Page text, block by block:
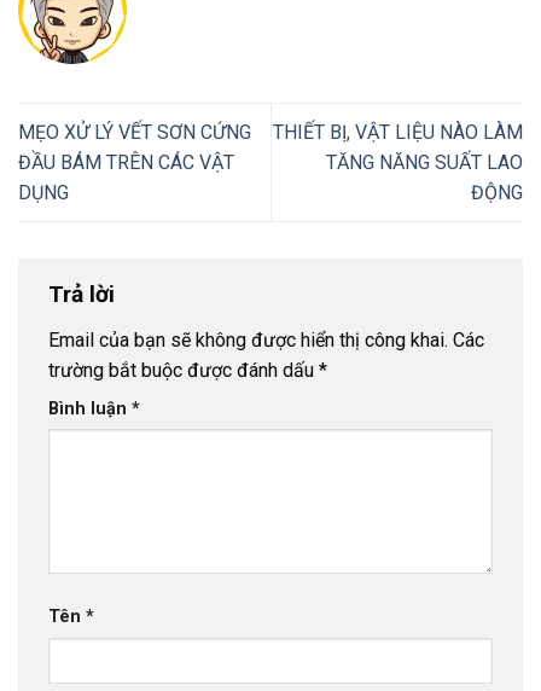
MẸO XỬ LÝ VẾT SƠN CỨNG
ĐẦU BÁM TRÊN CÁC VẬT
DỤNG
THIẾT BỊ, VẬT LIỆU NÀO LÀM
TĂNG NĂNG SUẤT LAO
ĐỘNG
Trả lời
Email của bạn sẽ không được hiển thị công khai. Các
trường bắt buộc được đánh dấu *
Bình luận *
Tên *